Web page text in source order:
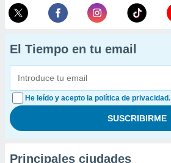
El Tiempo en tu email
He leído y acepto la política de privacidad.
Principales ciudades